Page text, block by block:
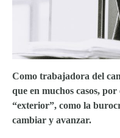
Como trabajadora del
que en muchos casos,
“exterior”, como la
cambiar y avanzar.